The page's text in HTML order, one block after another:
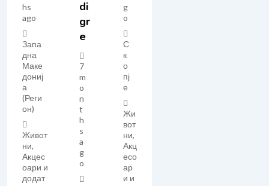
hs
ago
Запа
дна
Маке
дониј
а
(Реги
он)
Живот
ни,
Акцес
оари и
додат
Di
Gr
E
7
m
o
n
t
h
s
a
g
o
g
o
С
к
о
пј
е
Жи
вот
ни,
Акц
есо
ар
и и